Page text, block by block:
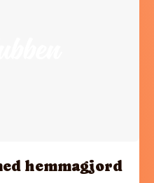
hemmagjord